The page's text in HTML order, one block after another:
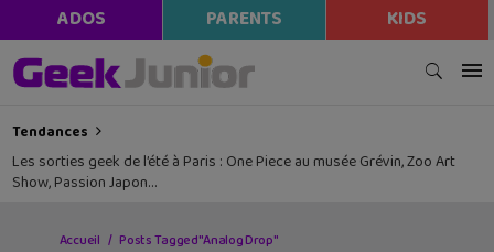
ADOS PARENTS KIDS
Tendances
Les sorties geek de l’été à Paris : One Piece au musée Grévin, Zoo Art
Show, Passion Japon…
Accueil Posts Tagged "Analog Drop"